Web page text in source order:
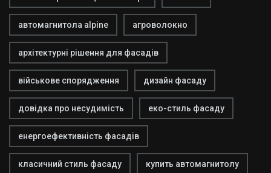
автомагнитола alpine агроволокно
архітектурні рішення для фасадів
військове спорядження дизайн фасаду
довідка про несудимість еко-стиль фасаду
енергоефективність фасадів
класичний стиль фасаду купить автомагнитолу